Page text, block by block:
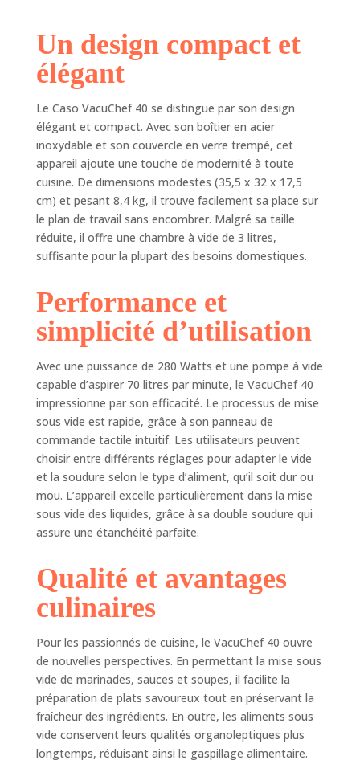
vide et de soudure
réglable
soudure réglable
manuellement et
d'une fonction de
marinage. 🌿 FOOD
MANAGER -
L'application
gratuite Food
Manager pour
Android et iOS
vous aide à garder
à la fonction de
rappel, vous
disposez en un
liste claire des
aliments à
consommer. Gérez
vos repas et vos
réserves de
manière simple et
durable. 🌿
POLYVALENT - Le
système de vide
dispose d'une
à 4 pistons avec un
débit de 70 lmin. La
2605x60x2605mm
(environ 3 litres). 🌿
DESIGN - Le boîtier
et la chambre à
vide sont en acier
inoxydable de
haute qualité. Le
Un design compact et
élégant
Le Caso VacuChef 40 se distingue par son design
élégant et compact. Avec son boîtier en acier
inoxydable et son couvercle en verre trempé, cet
appareil ajoute une touche de modernité à toute
cuisine. De dimensions modestes (35,5 x 32 x 17,5
cm) et pesant 8,4 kg, il trouve facilement sa place sur
le plan de travail sans encombrer. Malgré sa taille
réduite, il offre une chambre à vide de 3 litres,
suffisante pour la plupart des besoins domestiques.
Performance et
simplicité d’utilisation
Avec une puissance de 280 Watts et une pompe à vide
capable d’aspirer 70 litres par minute, le VacuChef 40
impressionne par son efficacité. Le processus de mise
sous vide est rapide, grâce à son panneau de
commande tactile intuitif. Les utilisateurs peuvent
choisir entre différents réglages pour adapter le vide
et la soudure selon le type d’aliment, qu’il soit dur ou
mou. L’appareil excelle particulièrement dans la mise
sous vide des liquides, grâce à sa double soudure qui
assure une étanchéité parfaite.
Qualité et avantages
culinaires
Pour les passionnés de cuisine, le VacuChef 40 ouvre
de nouvelles perspectives. En permettant la mise sous
vide de marinades, sauces et soupes, il facilite la
préparation de plats savoureux tout en préservant la
fraîcheur des ingrédients. En outre, les aliments sous
vide conservent leurs qualités organoleptiques plus
longtemps, réduisant ainsi le gaspillage alimentaire.